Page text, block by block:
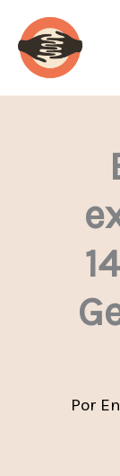
contenido
Por